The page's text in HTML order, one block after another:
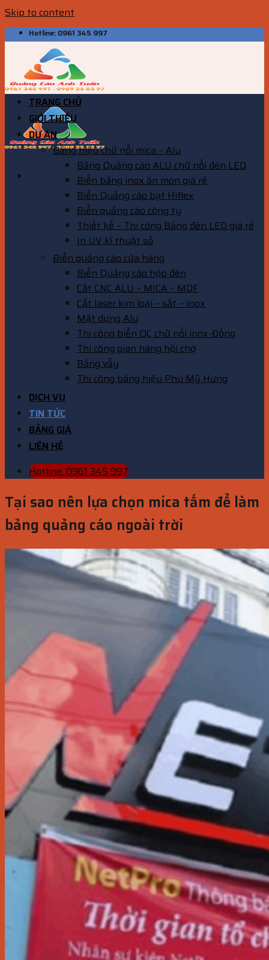
Skip to content
Hotline: 0961 345 997
TRANG CHỦ
GIỚI THIỆU
DỰ ÁN
Bảng hiệu chữ nổi mica – Alu
Bảng Quảng cáo ALU chữ nổi đèn LED
Biển bảng inox ăn mòn giá rẻ
Biển Quảng cáo bạt Hiflex
Biển quảng cáo công ty
Thiết kế – Thi công Bảng đèn LED giá rẻ
In UV kĩ thuật số
Biển quảng cáo cửa hàng
Biển Quảng cáo hộp đèn
Cắt CNC ALU – MICA – MDF
Cắt laser kim loại – sắt – inox
Mặt dựng Alu
Thi công biển QC chữ nổi inox-Đồng
Thi công gian hàng hội chợ
Bảng vẫy
Thi công bảng hiệu Phú Mỹ Hưng
DỊCH VỤ
TIN TỨC
BẢNG GIÁ
LIÊN HỆ
Hotline: 0961 345 997
Tại sao nên lựa chọn mica tấm để làm
bảng quảng cáo ngoài trời